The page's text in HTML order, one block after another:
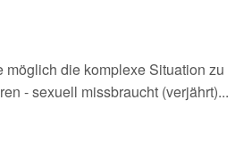
die komplexe Situation zu
- sexuell missbraucht (verjährt)...